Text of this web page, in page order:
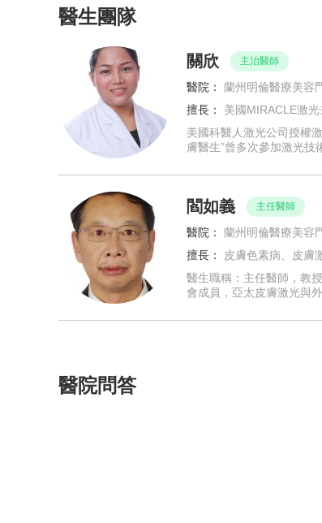
醫生團隊
關欣 主治醫師
醫院：
蘭州明倫醫療美容
擅長：
美國MIRACLE激光去除黃褐斑、RF射頻電
美國科醫人激光公司授權
膚醫生”曾多次參加激光技
嫩膚儀、美
閻如義 主任醫師
醫院：
蘭州明倫醫療美容
擅長：
皮膚色素病、皮膚激光美容、黃褐斑、雀斑、雀斑樣痣、
醫生職稱：主任醫師，教
會成員，亞太皮膚激光與
膚美容學組成員兼秘書，
醫院問答